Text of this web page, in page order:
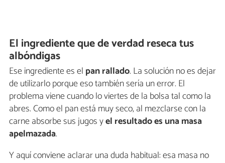
El ingrediente que de verdad reseca tus
albóndigas
Ese ingrediente es el pan rallado. La solución no es dejar
de utilizarlo porque eso también sería un error. El
problema viene cuando lo viertes de la bolsa tal como la
abres. Como el pan está muy seco, al mezclarse con la
carne absorbe sus jugos yel resultado es una masa
apelmazada.
Y aquí conviene aclarar una duda habitual: esa masa no